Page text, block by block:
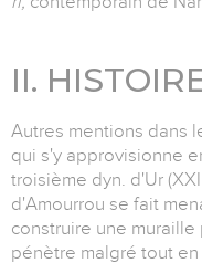
II.
Autres mentions dans
qui s'y approvisionne
troisième dyn. d'Ur
d'Amourrou se fait
construire une
pénètre malgré tout